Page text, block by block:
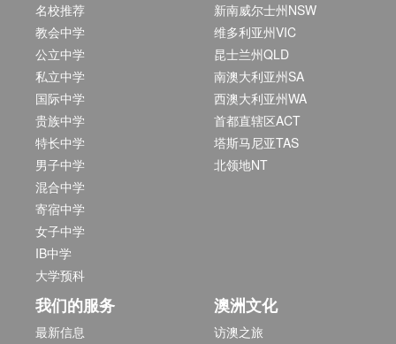
名校推荐
教会中学
公立中学
私立中学
国际中学
贵族中学
特长中学
男子中学
混合中学
寄宿中学
女子中学
IB中学
大学预科
新南威尔士州NSW
维多利亚州VIC
昆士兰州QLD
南澳大利亚州SA
西澳大利亚州WA
首都直辖区ACT
塔斯马尼亚TAS
北领地NT
我们的服务
最新信息
澳洲文化
访澳之旅